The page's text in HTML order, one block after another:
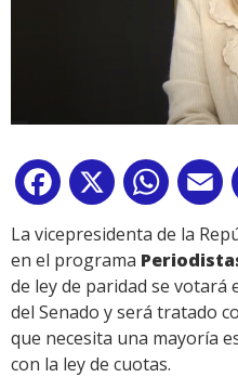
Facebook
X
La vicepresidenta de la
en el programa
de ley de paridad se votará
del Senado y será tratado
que necesita una mayoría
con la ley de cuotas.